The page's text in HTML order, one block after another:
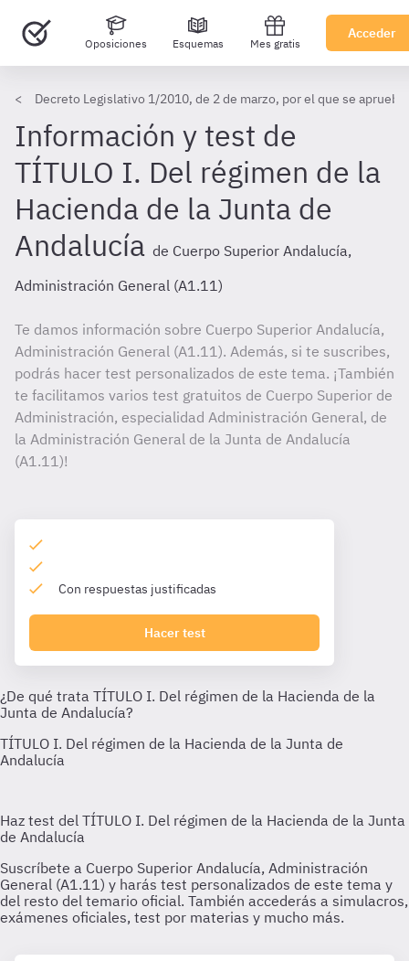
Oposiciones Esquemas Mes gratis
Acceder
Decreto Legislativo 1/2010, de 2 de marzo, por el que se
Información y test de
TÍTULO I. Del régimen de la
Hacienda de la Junta de
Andalucía de Cuerpo Superior Andalucía,
Administración General (A1.11)
Te damos información sobre Cuerpo Superior Andalucía,
Administración General (A1.11). Además, si te suscribes,
podrás hacer test personalizados de este tema. ¡También
te facilitamos varios test gratuitos de Cuerpo Superior de
Administración, especialidad Administración General, de
la Administración General de la Junta de Andalucía
(A1.11)!
Con respuestas justificadas
Hacer test